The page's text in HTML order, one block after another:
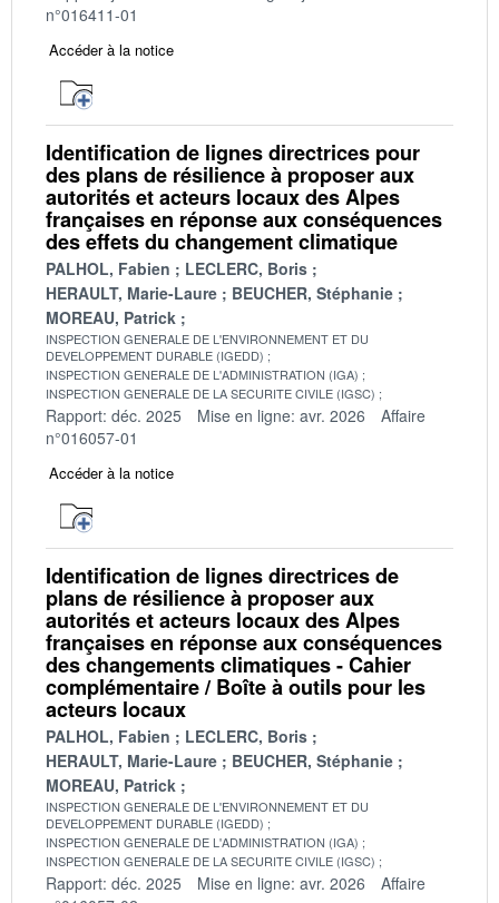
n°016411-01
Accéder à la notice
Identification de lignes directrices pour
des plans de résilience à proposer aux
autorités et acteurs locaux des Alpes
françaises en réponse aux conséquences
des effets du changement climatique
PALHOL, Fabien
LECLERC, Boris
HERAULT, Marie-Laure
BEUCHER, Stéphanie
MOREAU, Patrick
INSPECTION GENERALE DE L'ENVIRONNEMENT ET DU
DEVELOPPEMENT DURABLE (IGEDD)
INSPECTION GENERALE DE L'ADMINISTRATION (IGA)
INSPECTION GENERALE DE LA SECURITE CIVILE (IGSC)
Rapport: déc. 2025 Mise en ligne: avr. 2026
Affaire
n°016057-01
Accéder à la notice
Identification de lignes directrices de
plans de résilience à proposer aux
autorités et acteurs locaux des Alpes
françaises en réponse aux conséquences
des changements climatiques - Cahier
complémentaire / Boîte à outils pour les
acteurs locaux
PALHOL, Fabien
LECLERC, Boris
HERAULT, Marie-Laure
BEUCHER, Stéphanie
MOREAU, Patrick
INSPECTION GENERALE DE L'ENVIRONNEMENT ET DU
DEVELOPPEMENT DURABLE (IGEDD)
INSPECTION GENERALE DE L'ADMINISTRATION (IGA)
INSPECTION GENERALE DE LA SECURITE CIVILE (IGSC)
Rapport: déc. 2025 Mise en ligne: avr. 2026
Affaire